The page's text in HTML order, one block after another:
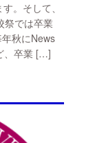
。そして、
では卒業
秋にNews
、卒業 […]